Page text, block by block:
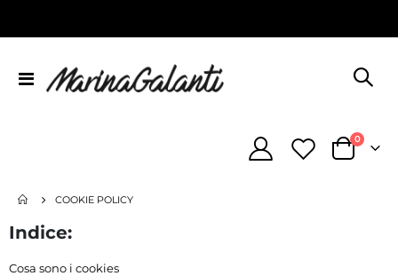
Toggle
Nav
Cart
0
COOKIE POLICY
Indice:
Cosa sono i cookies